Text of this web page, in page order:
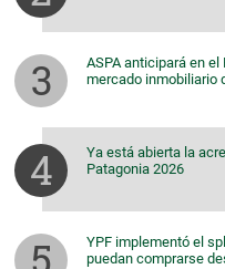
ASPA anticipará en
mercado inmobiliario
Ya está abierta la
Patagonia 2026
YPF implementó el
puedan comprarse